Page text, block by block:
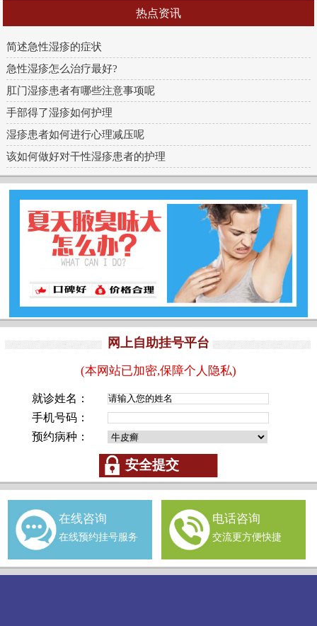
热点资讯
简述急性湿疹的症状
急性湿疹怎么治疗最好?
肛门湿疹患者有哪些注意事项呢
手部得了湿疹如何护理
湿疹患者如何进行心理减压呢
该如何做好对干性湿疹患者的护理
网上自助挂号平台
(本网站已加密,保障个人隐私)
就诊姓名：
手机号码：
预约病种：
在线咨询
在线预约挂号服务
电话咨询
交流更方便快捷